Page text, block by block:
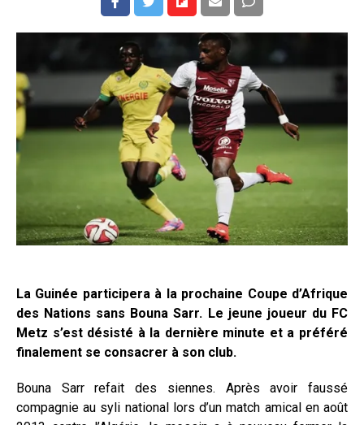
La Guinée participera à la prochaine Coupe d’Afrique
des Nations sans Bouna Sarr. Le jeune joueur du FC
Metz s’est désisté à la dernière minute et a préféré
finalement se consacrer à son club.
Bouna Sarr refait des siennes. Après avoir faussé
compagnie au syli national lors d’un match amical en août